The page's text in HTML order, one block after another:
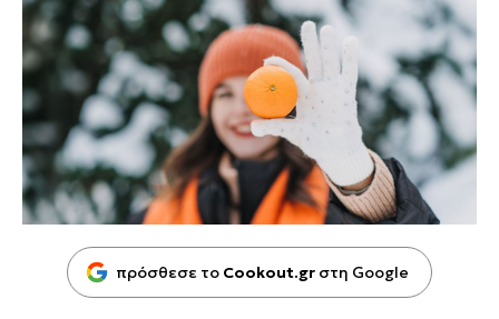
πρόσθεσε το Cookout.gr στη Google